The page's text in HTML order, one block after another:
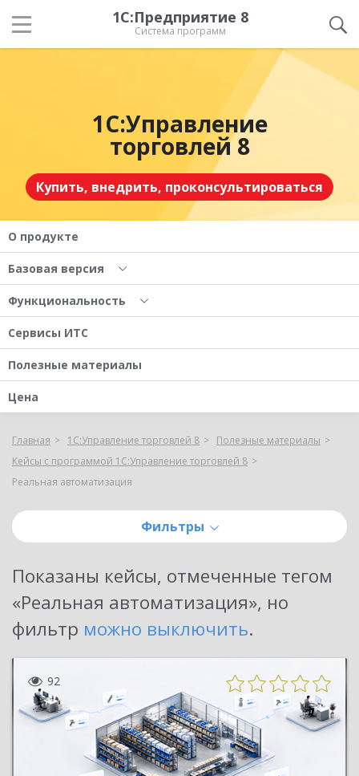
1С:Предприятие 8
Система программ
1С:Управление
торговлей 8
Купить, внедрить, проконсультироваться
О продукте
Базовая версия
Функциональность
Сервисы ИТС
Полезные материалы
Цена
Главная 1С:Управление торговлей 8
Полезные материалы
Кейсы с программой 1С:Управление торговлей 8
Реальная автоматизация
Фильтры
Показаны кейсы, отмеченные тегом
«Реальная автоматизация», но
фильтр можно выключить.
92